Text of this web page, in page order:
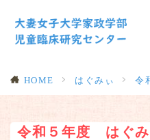
HOME はぐみぃ 令
令和５年度 はぐみ